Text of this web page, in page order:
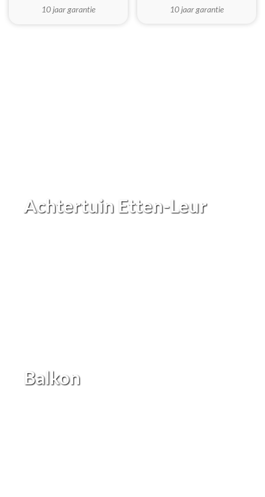
10 jaar garantie
10 jaar garantie
Achtertuin Etten-Leur
Balkon